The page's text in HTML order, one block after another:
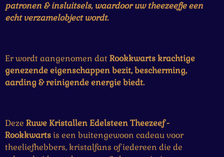
patronen & insluitsels, waardoor uw theezeefje een
echt verzamelobject wordt.
Er wordt aangenomen dat Rookkwartskrachtige
genezende eigenschappen bezit, bescherming,
aarding & reinigende energie biedt.
Deze Ruwe Kristallen Edelsteen Theezeef -
Rookkwartsis een buitengewoon cadeau voor
theeliefhebbers, kristalfans of iedereen die de